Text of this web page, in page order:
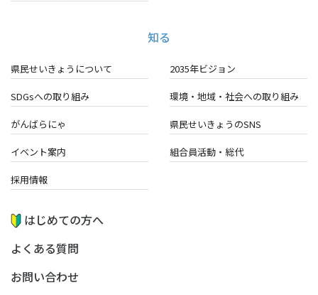
知る
県民せいきょうについて 2035年ビジョン
SDGsへの取り組み 環境・地域・ 社会への取り組み
がんばらにゃ 県民せいきょうのSNS
イベント案内 組合員活動・総代
採用情報
はじめての方へ
よくある質問
お問い合わせ